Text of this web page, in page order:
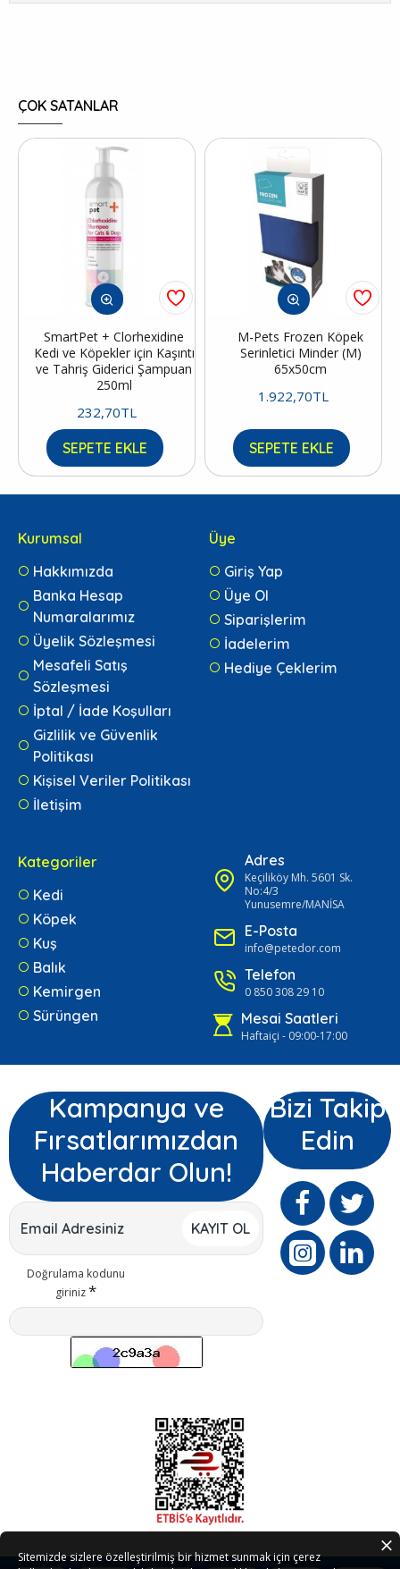
ÇOK SATANLAR
SmartPet + Clorhexidine
Kedi ve Köpekler için Kaşıntı
ve Tahriş Giderici Şampuan
250ml
232,70TL
SEPETE EKLE
M-Pets Frozen Köpek
Serinletici Minder (M)
65x50cm
1.922,70TL
SEPETE EKLE
Kurumsal
Hakkımızda
Banka Hesap
Numaralarımız
Üyelik Sözleşmesi
Mesafeli Satış
Sözleşmesi
İptal / İade Koşulları
Gizlilik ve Güvenlik
Politikası
Kişisel Veriler Politikası
İletişim
Üye
Giriş Yap
Üye Ol
Siparişlerim
İadelerim
Hediye Çeklerim
Kategoriler
Kedi
Köpek
Kuş
Balık
Kemirgen
Sürüngen
Adres
Keçiliköy Mh. 5601 Sk.
No:4/3
Yunusemre/MANİSA
E-Posta
info@petedor.com
Telefon
0 850 308 29 10
Mesai Saatleri
Haftaiçi - 09:00-17:00
Kampanya ve
Fırsatlarımızdan
Haberdar Olun!
KAYIT OL
Doğrulama kodunu
giriniz
Bizi Takip
Edin
Sitemizde sizlere özelleştirilmiş bir hizmet sunmak için çerez